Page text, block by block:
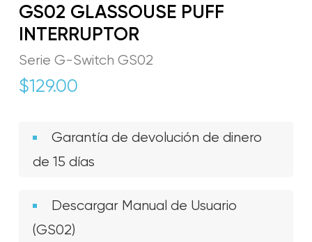
GS02 GLASSOUSE PUFF
INTERRUPTOR
Serie G-Switch GS02
$129.00
Garantía de devolución de dinero
de 15 días
Descargar Manual de Usuario
(GS02)